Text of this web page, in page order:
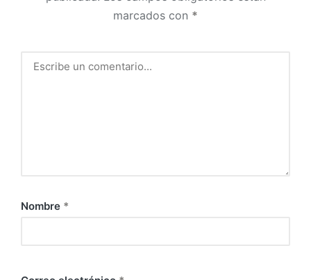
marcados con *
Nombre *